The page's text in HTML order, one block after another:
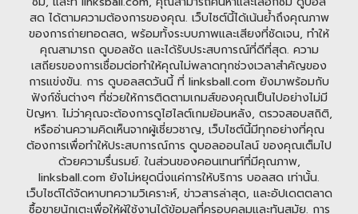
สด ได้ตามความต้องการของคุณ. เว็บไซต์นี้ได้เน้นย้ำถึงคุณภาพ
ของการถ่ายทอดสด, พร้อมทั้งระบบภาพและเสียงที่ชัดเจน, ทำให้
คุณสามารถ ดูบอลชัด และได้รับประสบการณ์ที่ดีที่สุด. ความ
เสถียรของการเชื่อมต่อทำให้คุณไม่พลาดทุกช่วงเวลาสำคัญของ
การแข่งขัน. การ ดูบอลสดวันนี้ ที่ linksball.com ยังมาพร้อมกับ
ฟังก์ชั่นต่างๆ ที่ช่วยให้การติดตามเกมส์ของคุณเป็นไปอย่างไม่มี
ปัญหา. ไม่ว่าคุณจะต้องการดูไฮไลต์เกมย้อนหลัง, ตรวจสอบสถิติ,
หรืออ่านความคิดเห็นจากผู้เชี่ยวชาญ, เว็บไซต์นี้มีทุกอย่างที่คุณ
ต้องการเพื่อทำให้ประสบการณ์การ ดูบอลออนไลน์ ของคุณเต็มไป
ด้วยความรื่นรมย์. ในส่วนของคอนเทนท์ที่มีคุณภาพ,
linksball.com ยังไม่หยุดนิ่งแค่การให้บริการ บอลสด เท่านั้น.
เว็บไซต์ได้จัดหาบทความวิเคราะห์, ข่าวสารล่าสุด, และอัปเดตตลาด
ซื้อขายนักเตะเพื่อให้ผู้ใช้งานได้ข้อมูลที่ครอบคลุมและทันสมัย. การ